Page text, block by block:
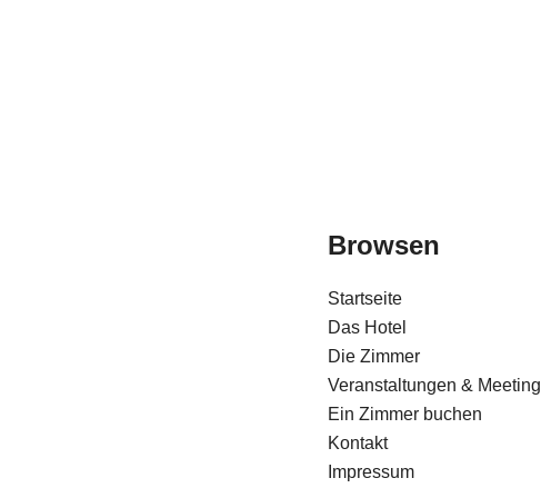
Browsen
Startseite
Das Hotel
Die Zimmer
Veranstaltungen & Meeting
Ein Zimmer buchen
Kontakt
Impressum